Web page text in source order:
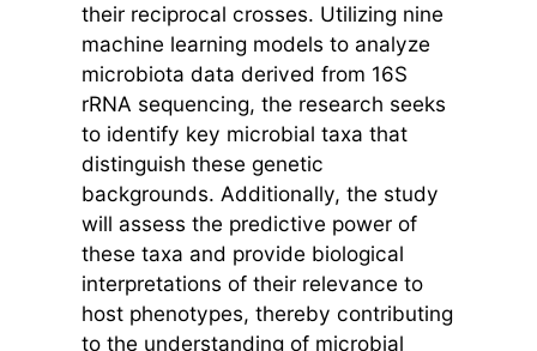
their reciprocal crosses. Utilizing nine
machine learning models to analyze
microbiota data derived from 16S
rRNA sequencing, the research seeks
to identify key microbial taxa that
distinguish these genetic
backgrounds. Additionally, the study
will assess the predictive power of
these taxa and provide biological
interpretations of their relevance to
host phenotypes, thereby contributing
to the understanding of microbial